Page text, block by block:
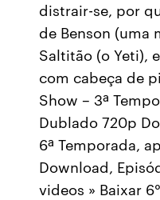
distrair-se, por
de Benson (uma
Saltitão (o Yeti),
com cabeça de
Show – 3ª
Dublado 720p
6ª Temporada,
Download,
videos » Baixar